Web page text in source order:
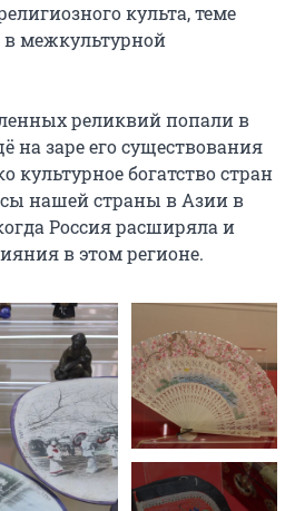
культа, теме
в межкультурной
реликвий попали в
на заре его существования
культурное богатство стран
нашей страны в Азии в
Россия расширяла и
в этом регионе.